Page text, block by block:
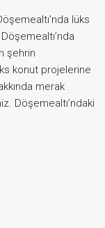
lüks
şehrin
konut projelerine
merak
Döşemealtı’ndaki